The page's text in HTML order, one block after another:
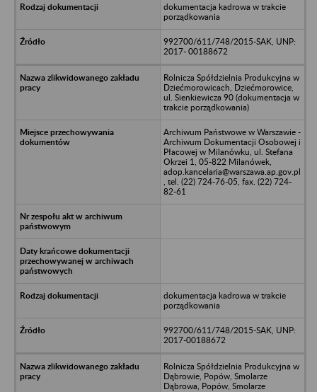
dokumentacja kadrowa w trakcie
porządkowania
992700/611/748/2015-SAK, UNP:
2017- 00188672
Rolnicza Spółdzielnia Produkcyjna w
Dziećmorowicach, Dziećmorowice,
ul. Sienkiewicza 90 (dokumentacja w
trakcie porządkowania)
Archiwum Państwowe w Warszawie -
Archiwum Dokumentacji Osobowej i
Płacowej w Milanówku, ul. Stefana
Okrzei 1, 05-822 Milanówek,
adop.kancelaria@warszawa.ap.gov.pl
, tel. (22) 724-76-05, fax. (22) 724-
82-61
dokumentacja kadrowa w trakcie
porządkowania
992700/611/748/2015-SAK, UNP:
2017-00188672
Rolnicza Spółdzielnia Produkcyjna w
Dąbrowie, Popów, Smolarze
Dąbrowa, Popów, Smolarze